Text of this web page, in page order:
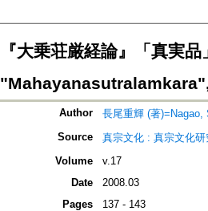
『大乗荘厳経論』「真実
Author
長尾重輝 (著)=Nagao,
Source
真宗文化 : 真宗文化研
Volume
v.17
Date
2008.03
Pages
137 - 143